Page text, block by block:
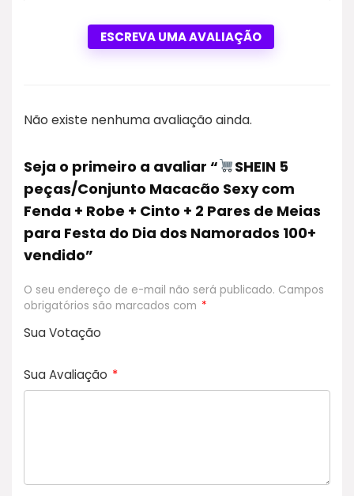
ESCREVA UMA AVALIAÇÃO
Não existe nenhuma avaliação ainda.
Seja o primeiro a avaliar “
SHEIN 5
peças/Conjunto Macacão Sexy com
Fenda + Robe + Cinto + 2 Pares de Meias
para Festa do Dia dos Namorados 100+
vendido”
O seu endereço de e-mail não será publicado. Campos
obrigatórios são marcados com *
Sua Votação
d
e
de
5
estrel
as
estrelas
estrelas
Sua Avaliação *